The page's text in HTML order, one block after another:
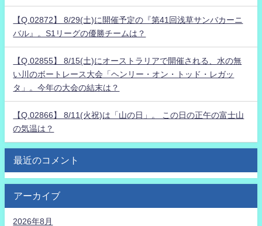
【Q.02872】 8/29(土)に開催予定の『第41回浅草サンバカーニ
バル』。S1リーグの優勝チームは？
【Q.02855】 8/15(土)にオーストラリアで開催される、水の無
い川のボートレース大会「ヘンリー・オン・トッド・レガッ
タ」。今年の大会の結末は？
【Q.02866】 8/11(火祝)は「山の日」。 この日の正午の富士山
の気温は？
最近のコメント
アーカイブ
2026年8月